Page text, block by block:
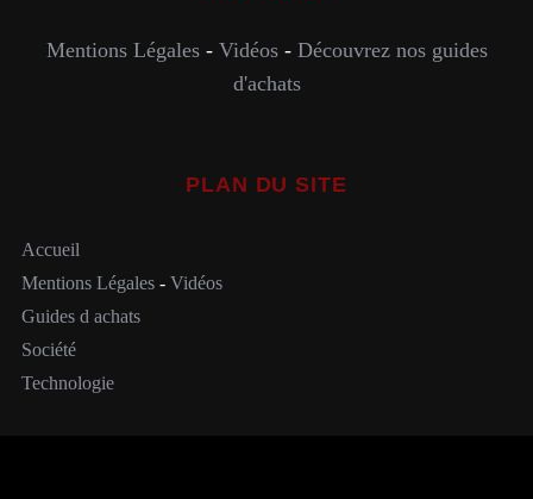
Mentions Légales- Vidéos- Découvrez nos guides
d'achats
PLAN DU SITE
Accueil
Mentions Légales- Vidéos
Guides d achats
Société
Technologie